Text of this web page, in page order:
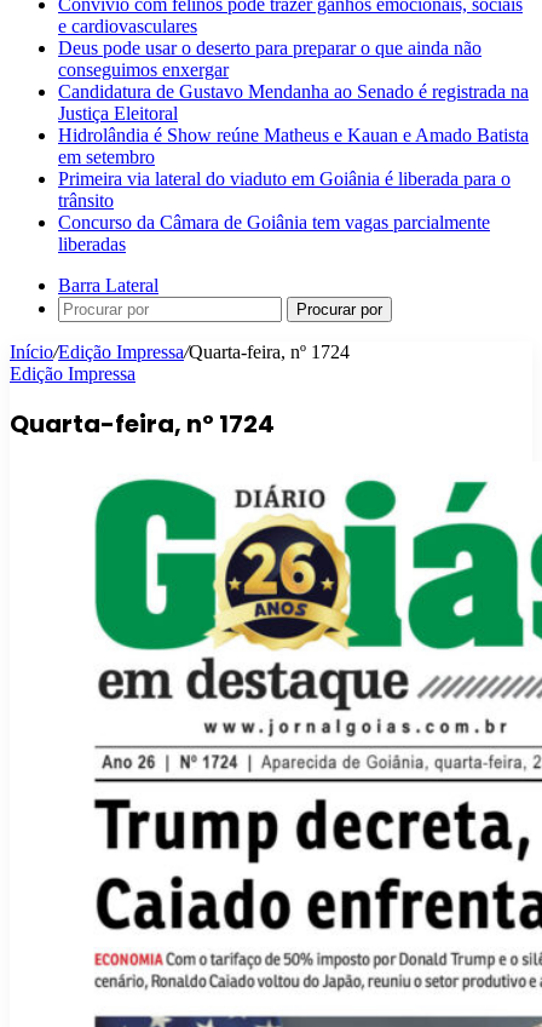
Convívio com felinos pode trazer ganhos emocionais, sociais
e cardiovasculares
Deus pode usar o deserto para preparar o que ainda não
conseguimos enxergar
Candidatura de Gustavo Mendanha ao Senado é registrada na
Justiça Eleitoral
Hidrolândia é Show reúne Matheus e Kauan e Amado Batista
em setembro
Primeira via lateral do viaduto em Goiânia é liberada para o
trânsito
Concurso da Câmara de Goiânia tem vagas parcialmente
liberadas
Barra Lateral
Procurar por
Início/Edição Impressa/Quarta-feira, nº 1724
Edição Impressa
Quarta-feira, nº 1724